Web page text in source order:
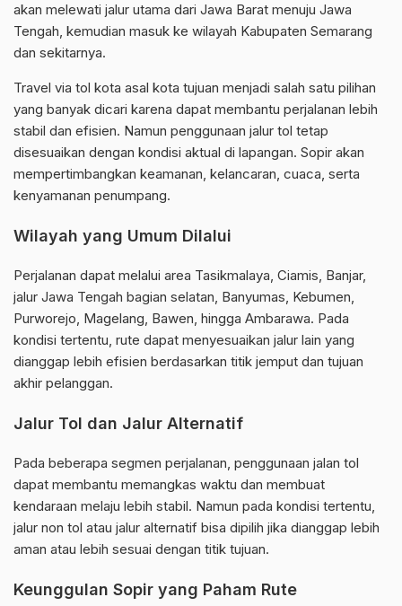
akan melewati jalur utama dari Jawa Barat menuju Jawa
Tengah, kemudian masuk ke wilayah Kabupaten Semarang
dan sekitarnya.
Travel via tol kota asal kota tujuan menjadi salah satu pilihan
yang banyak dicari karena dapat membantu perjalanan lebih
stabil dan efisien. Namun penggunaan jalur tol tetap
disesuaikan dengan kondisi aktual di lapangan. Sopir akan
mempertimbangkan keamanan, kelancaran, cuaca, serta
kenyamanan penumpang.
Wilayah yang Umum Dilalui
Perjalanan dapat melalui area Tasikmalaya, Ciamis, Banjar,
jalur Jawa Tengah bagian selatan, Banyumas, Kebumen,
Purworejo, Magelang, Bawen, hingga Ambarawa. Pada
kondisi tertentu, rute dapat menyesuaikan jalur lain yang
dianggap lebih efisien berdasarkan titik jemput dan tujuan
akhir pelanggan.
Jalur Tol dan Jalur Alternatif
Pada beberapa segmen perjalanan, penggunaan jalan tol
dapat membantu memangkas waktu dan membuat
kendaraan melaju lebih stabil. Namun pada kondisi tertentu,
jalur non tol atau jalur alternatif bisa dipilih jika dianggap lebih
aman atau lebih sesuai dengan titik tujuan.
Keunggulan Sopir yang Paham Rute